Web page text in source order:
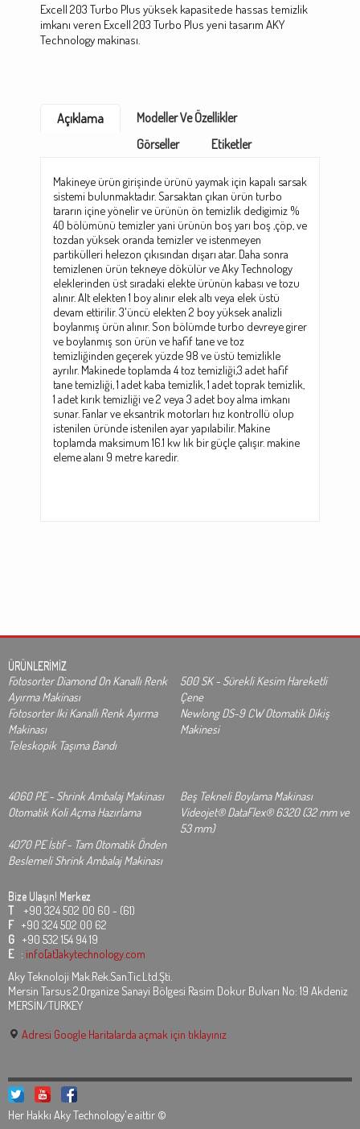
Excell 203 Turbo Plus yüksek kapasitede hassas temizlik
imkanı veren Excell 203 Turbo Plus yeni tasarım AKY
Technology makinası.
Açıklama
Modeller Ve Özellikler
Görseller
Etiketler
Makineye ürün girişinde ürünü yaymak için kapalı sarsak
sistemi bulunmaktadır. Sarsaktan çıkan ürün turbo
tararın içine yönelir ve ürünün ön temizlik dedigimiz %
40 bölümünü temizler yani ürünün boş yarı boş ,çöp, ve
tozdan yüksek oranda temizler ve istenmeyen
partikülleri helezon çıkısından dışarı atar. Daha sonra
temizlenen ürün tekneye dökülür ve Aky Technology
eleklerinden üst sıradaki elekte ürünün kabası ve tozu
alınır. Alt elekten 1 boy alınır elek altı veya elek üstü
devam ettirilir. 3'üncü elekten 2 boy yüksek analizli
boylanmış ürün alınır. Son bölümde turbo devreye girer
ve boylanmış son ürün ve hafif tane ve toz
temizliğinden geçerek yüzde 98 ve üstü temizlikle
ayrılır. Makinede toplamda 4 toz temizliği,3 adet hafif
tane temizliği, 1 adet kaba temizlik, 1 adet toprak temizlik,
1 adet kırık temizliği ve 2 veya 3 adet boy alma imkanı
sunar. Fanlar ve eksantrik motorları hız kontrollü olup
istenilen üründe istenilen ayar yapılabilir. Makine
toplamda maksimum 16.1 kw lık bir güçle çalışır. makine
eleme alanı 9 metre karedir.
ÜRÜNLERİMİZ
Fotosorter Diamond On Kanallı Renk
Ayırma Makinası
500 SK - Sürekli Kesim Hareketli
Çene
Fotosorter Iki Kanallı Renk Ayırma
Makinası
Newlong DS-9 CW Otomatik Dikiş
Makinesi
Teleskopik Taşıma Bandı
4060 PE - Shrink Ambalaj Makinası
Beş Tekneli Boylama Makinası
Otomatik Koli Açma Hazırlama
Videojet® DataFlex® 6320 (32 mm ve
53 mm)
4070 PE İstif - Tam Otomatik Önden
Beslemeli Shrink Ambalaj Makinası
Bize Ulaşın! Merkez
T +90 324 502 00 60 - (61)
F +90 324 502 00 62
G +90 532 154 94 19
E : info[at]akytechnology.com
Aky Teknoloji Mak.Rek.San.Tic.Ltd.Şti.
Mersin Tarsus 2.Organize Sanayi Bölgesi Rasim Dokur Bulvarı No: 19 Akdeniz
MERSİN/TURKEY
Adresi Google Haritalarda açmak için tıklayınız
Her Hakkı Aky Technology'e aittir ©